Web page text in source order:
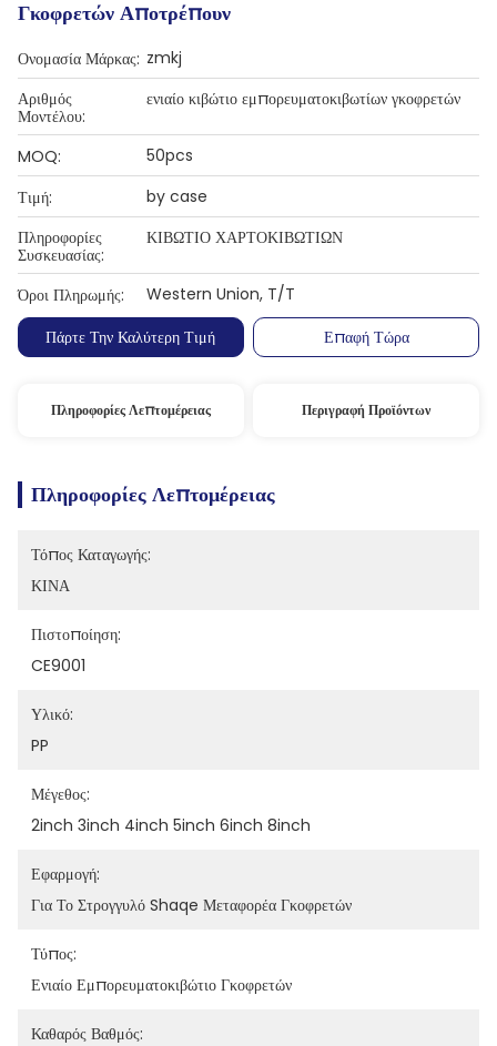
Γκοφρετών Αποτρέπουν
Ονομασία Μάρκας: zmkj
Αριθμός
Μοντέλου:
ενιαίο κιβώτιο εμπορευματοκιβωτίων γκοφρετών
MOQ:
50pcs
Τιμή:
by case
Πληροφορίες
Συσκευασίας:
ΚΙΒΩΤΙΟ ΧΑΡΤΟΚΙΒΩΤΙΩΝ
Όροι Πληρωμής:
Western Union, T/T
Πάρτε Την Καλύτερη Τιμή
Επαφή Τώρα
Πληροφορίες Λεπτομέρειας Περιγραφή Προϊόντων
Πληροφορίες Λεπτομέρειας
Τόπος Καταγωγής:
ΚΙΝΑ
Πιστοποίηση:
CE9001
Υλικό:
PP
Μέγεθος:
2inch 3inch 4inch 5inch 6inch 8inch
Εφαρμογή:
Για Το Στρογγυλό Shaqe Μεταφορέα Γκοφρετών
Τύπος:
Ενιαίο Εμπορευματοκιβώτιο Γκοφρετών
Καθαρός Βαθμός: